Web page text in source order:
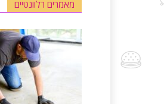
מאמרים רלוונטיים